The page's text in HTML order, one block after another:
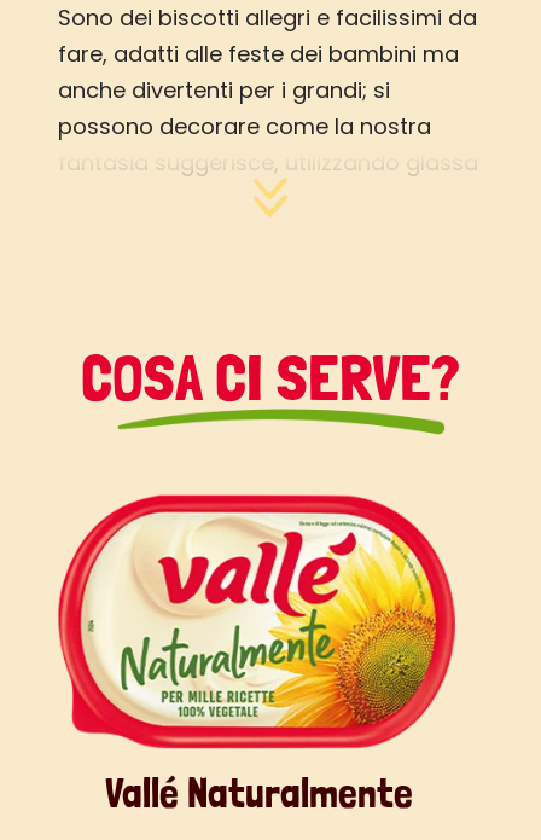
Sono dei biscotti allegri e facilissimi da
fare, adatti alle feste dei bambini ma
anche divertenti per i grandi; si
possono decorare come la nostra
fantasia suggerisce, utilizzando glassa
colorata, confettini di zucchero ma
COSA CI SERVE?
Vallé Naturalmente